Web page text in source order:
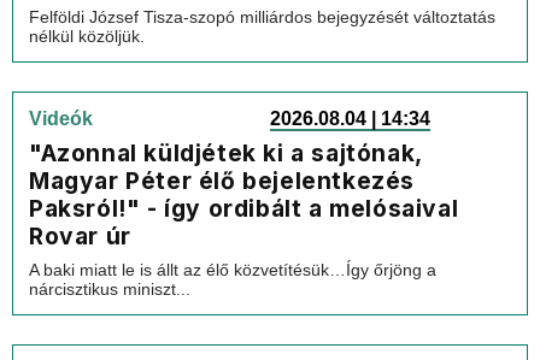
Felföldi József Tisza-szopó milliárdos bejegyzését változtatás
nélkül közöljük.
Videók 2026.08.04 | 14:34
"Azonnal küldjétek ki a sajtónak,
Magyar Péter élő bejelentkezés
Paksról!" - így ordibált a melósaival
Rovar úr
A baki miatt le is állt az élő közvetítésük…Így őrjöng a
nárcisztikus miniszt...